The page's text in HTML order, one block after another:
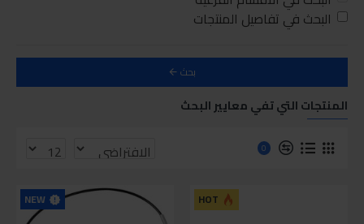
البحث في تفاصيل المنتجات
بحث
المنتجات التي تفي معايير البحث
0
HOT
NEW